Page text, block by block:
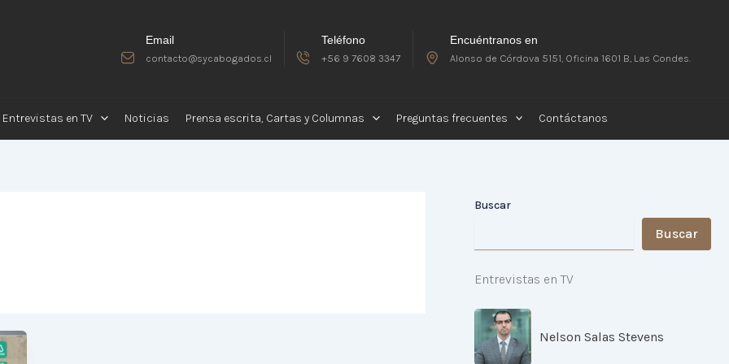
Email
contacto@sycabogados.cl
Teléfono
+56 9 7608 3347
Encuéntranos en
Alonso de Córdova 5151, Oficina 1601 B, Las Condes.
Entrevistas en TV Noticias Prensa escrita, Cartas y Columnas Preguntas frecuentes Contáctanos
Buscar
Buscar
Entrevistas en TV
Nelson Salas Stevens